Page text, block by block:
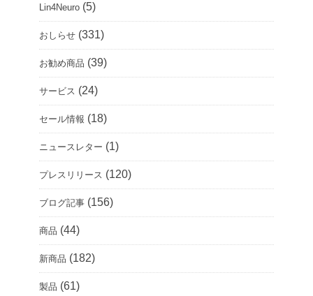
Lin4Neuro (5)
おしらせ (331)
お勧め商品 (39)
サービス (24)
セール情報 (18)
ニュースレター (1)
プレスリリース (120)
ブログ記事 (156)
商品 (44)
新商品 (182)
製品 (61)